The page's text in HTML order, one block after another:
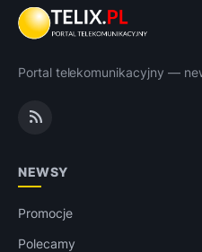
Portal telekomunikacyjny —
NEWSY
Promocje
Polecamy